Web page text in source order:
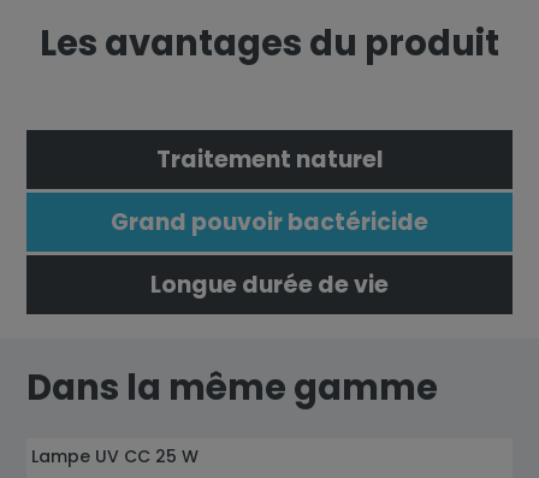
Les avantages du produit
Traitement naturel
Grand pouvoir bactéricide
Longue durée de vie
Dans la même gamme
Lampe UV CC 25 W